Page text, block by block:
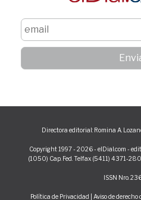
Directora editorial: Romina A.
Copyright 1997 - 2026 - elDial.com -
(1050) Cap. Fed. Telfax (5411) 4371-
ISSN Nro.
Política de Privacidad Aviso de derecho